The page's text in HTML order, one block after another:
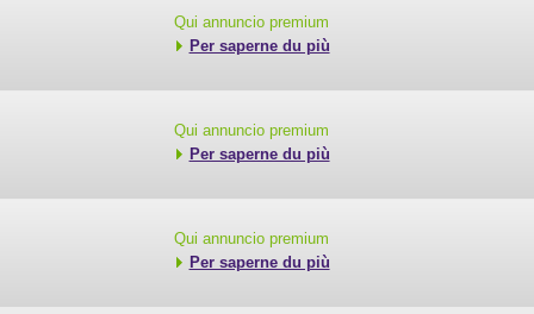
Qui annuncio premium
Per saperne du più
Qui annuncio premium
Per saperne du più
Qui annuncio premium
Per saperne du più